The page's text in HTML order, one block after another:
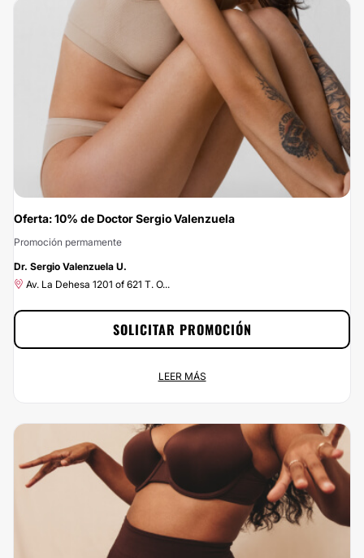
Ahora tienes un 5% de descuento al realizarte cualquier tratamiento de Dr.
José Luis Piñeros Barragán. Consigue esta gran oportunidad solicitando la
promoción, a tu alcance en un par de clics : ¡ahorrar nunca ha sido tan fácil y
-10%
Oferta: 10% de Doctor Sergio Valenzuela
Promoción permamente
Dr. Sergio Valenzuela U.
Av. La Dehesa 1201 of 621 T. O...
¡Ponle buena cara a la vida por menos de lo que esperas! En
ClinicasEsteticas.cl podrás contratar los servicios de Doctor Sergio
Valenzuela y estar como siempre has soñado. ¡Aprovecha el 10% de
SOLICITAR PROMOCIÓN
LEER MÁS